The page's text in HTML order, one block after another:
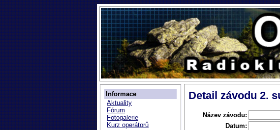
Informace
Aktuality
Fórum
Fotogalerie
Kurz operátorů
Detail závodu 2.
Název závodu:
Datum: